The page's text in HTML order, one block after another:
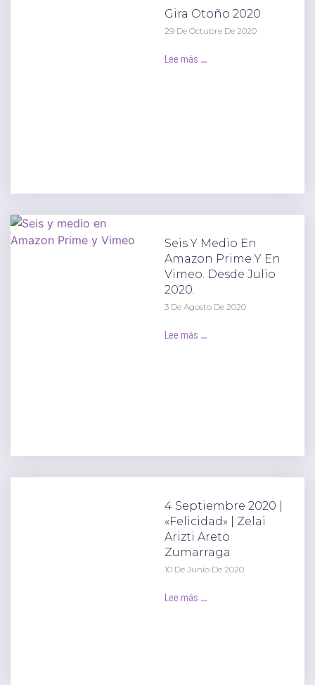
Gira Otoño 2020
29 De Octubre De 2020
Lee más ...
Seis Y Medio En
Amazon Prime Y En
Vimeo. Desde Julio
2020.
3 De Agosto De 2020
Lee más ...
4 Septiembre 2020 |
«Felicidad» | Zelai
Arizti Areto
Zumarraga
10 De Junio De 2020
Lee más ...